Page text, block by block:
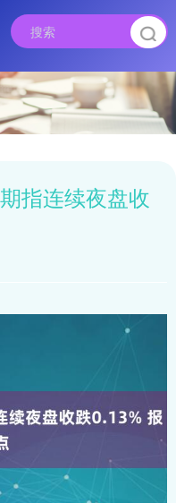
指连续夜盘收